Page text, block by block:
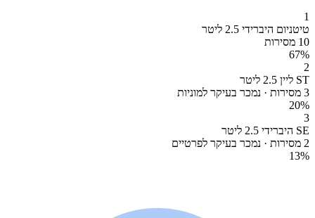
1
טיטניום היברידי 2.5 ליטר
10 מסירות
67%
2
ST ליין 2.5 ליטר
3 מסירות · נמכר בעיקר למוניות
20%
3
SE היברידי 2.5 ליטר
2 מסירות · נמכר בעיקר לפרטיים
13%